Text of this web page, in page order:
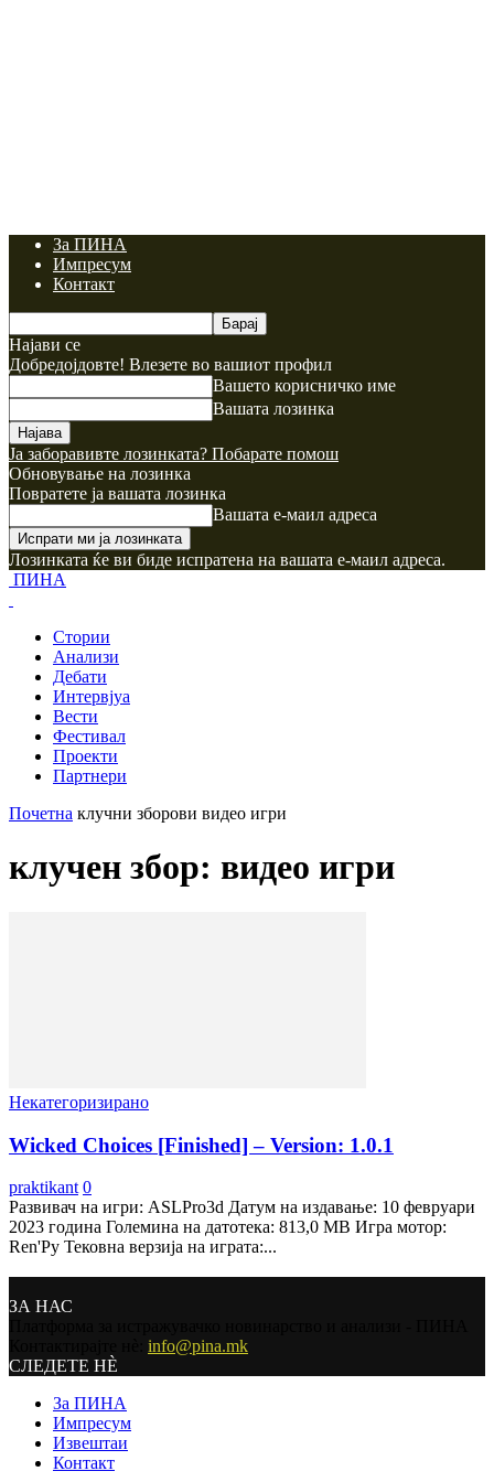
За ПИНА
Импресум
Контакт
Најави се
Добредојдовте! Влезете во вашиот профил
Вашето корисничко име
Вашата лозинка
Ја заборавивте лозинката? Побарате помош
Обновување на лозинка
Повратете ја вашата лозинка
Вашата е-маил адреса
Лозинката ќе ви биде испратена на вашата е-маил адреса.
ПИНА
Стории
Анализи
Дебати
Интервјуа
Вести
Фестивал
Проекти
Партнери
Почетна клучни зборови видео игри
клучен збор: видео игри
Некатегоризирано
Wicked Choices [Finished] – Version: 1.0.1
praktikant 0
Развивач на игри: ASLPro3d Датум на издавање: 10 февруари
2023 година Големина на датотека: 813,0 MB Игра мотор:
Ren'Py Тековна верзија на играта:...
ЗА НАС
info@pina.mk
СЛЕДЕТЕ НЀ
За ПИНА
Импресум
Извештаи
Контакт